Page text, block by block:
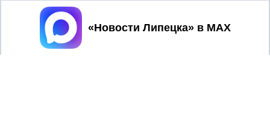
Принять